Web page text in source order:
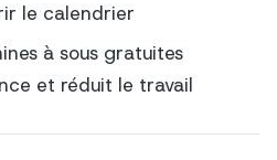
le calendrier
à sous gratuites
et réduit le travail